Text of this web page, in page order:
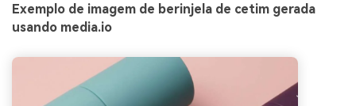
Exemplo de imagem de berinjela de cetim gerada
usando media.io